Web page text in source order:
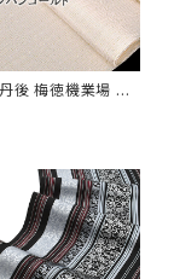
後 梅徳機業場 謹
ホワイトシャンパン
丹後産 正絹(商品番